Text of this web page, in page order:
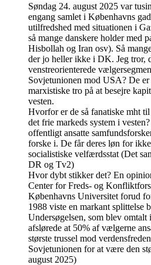
Søndag 24. august 2025 var
engang samlet i Københavns
utilfredshed med situationen i
så mange danskere holder med
Hisbollah og Iran osv). Så
der jo heller ikke i DK. Jeg tror,
venstreorienterede
Sovjetunionen mod USA? De
marxistiske tro på at besejre
vesten.
Hvorfor er de så fanatiske mht
det frie markeds system i
offentligt ansatte
forske i. De får deres løn for
socialistiske velfærdsstat (Det
DR og Tv2)
Hvor dybt stikker det? En
Center for Freds- og
Københavns Universitet forud
1988 viste en markant splittelse
Undersøgelsen, som blev
afslørede at 50% af vælgerne
største trussel mod
Sovjetunionen for at være den
august 2025)